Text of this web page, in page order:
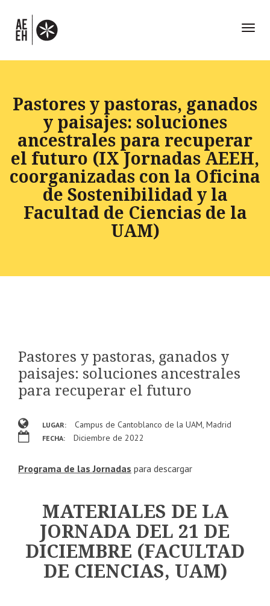
Pastores y pastoras, ganados
y paisajes: soluciones
ancestrales para recuperar
el futuro (IX Jornadas AEEH,
coorganizadas con la Oficina
de Sostenibilidad y la
Facultad de Ciencias de la
UAM)
Pastores y pastoras, ganados y
paisajes: soluciones ancestrales
para recuperar el futuro
LUGAR: Campus de Cantoblanco de la UAM, Madrid
FECHA: Diciembre de 2022
Programa de las Jornadas para descargar
MATERIALES DE LA
JORNADA DEL 21 DE
DICIEMBRE (FACULTAD
DE CIENCIAS, UAM)